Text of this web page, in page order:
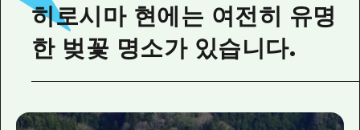
히로시마 현에는 여전히 유명
한 벚꽃 명소가 있습니다.